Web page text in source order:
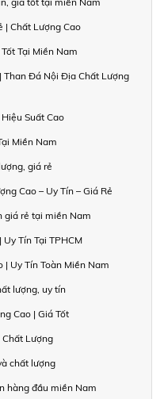
| Chất Lượng Cao
Tại Miền Nam
Than Đá Nội Địa Chất Lượng
Suất Cao
Miền Nam
giá rẻ
Cao – Uy Tín – Giá Rẻ
giá rẻ tại miền Nam
Tín Tại TPHCM
| Uy Tín Toàn Miền Nam
lượng, uy tín
Cao | Giá Tốt
Chất Lượng
chất lượng
hàng đầu miền Nam